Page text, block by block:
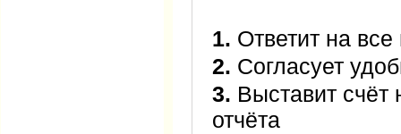
1. Ответит на
2. Согласует
3. Выставит счёт
отчёта